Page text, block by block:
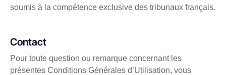
soumis à la compétence exclusive des tribunaux français.
Contact
Pour toute question ou remarque concernant les
présentes Conditions Générales d’Utilisation, vous